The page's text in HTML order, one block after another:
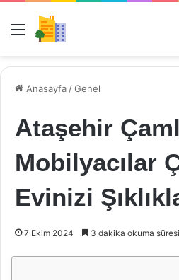
Menü
Anasayfa /Genel
Ataşehir
Mobilyacılar
Evinizi
7 Ekim 2024 3 dakika okuma süresi